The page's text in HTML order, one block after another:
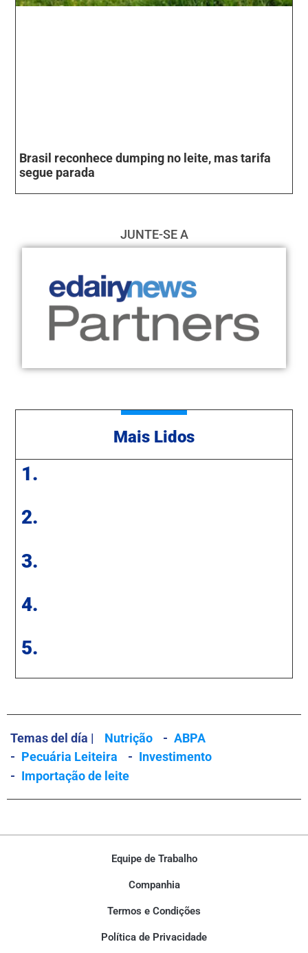
Brasil reconhece dumping no leite, mas tarifa
segue parada
JUNTE-SE A
Mais Lidos
1.
2.
3.
4.
5.
Temas del día | Nutrição - ABPA
- Pecuária Leiteira - Investimento
- Importação de leite
Equipe de Trabalho
Companhia
Termos e Condições
Política de Privacidade